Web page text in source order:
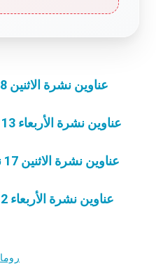
عناوين نشرة الأربعاء 2 تموز 2025: الإيمان كنز
روما